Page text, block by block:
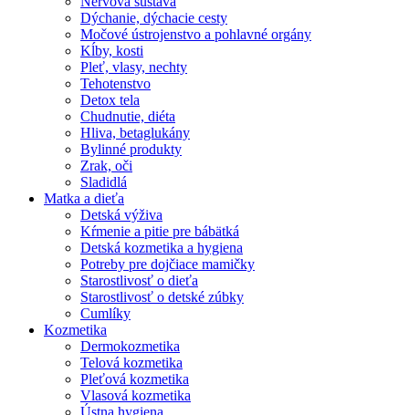
Dýchanie, dýchacie cesty
Močové ústrojenstvo a pohlavné orgány
Kĺby, kosti
Pleť, vlasy, nechty
Tehotenstvo
Detox tela
Chudnutie, diéta
Hliva, betaglukány
Bylinné produkty
Zrak, oči
Sladidlá
Matka a dieťa
Detská výživa
Kŕmenie a pitie pre bábätká
Detská kozmetika a hygiena
Potreby pre dojčiace mamičky
Starostlivosť o dieťa
Starostlivosť o detské zúbky
Cumlíky
Kozmetika
Dermokozmetika
Telová kozmetika
Pleťová kozmetika
Vlasová kozmetika
Ústna hygiena